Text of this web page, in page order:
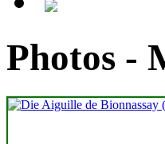
Photos -